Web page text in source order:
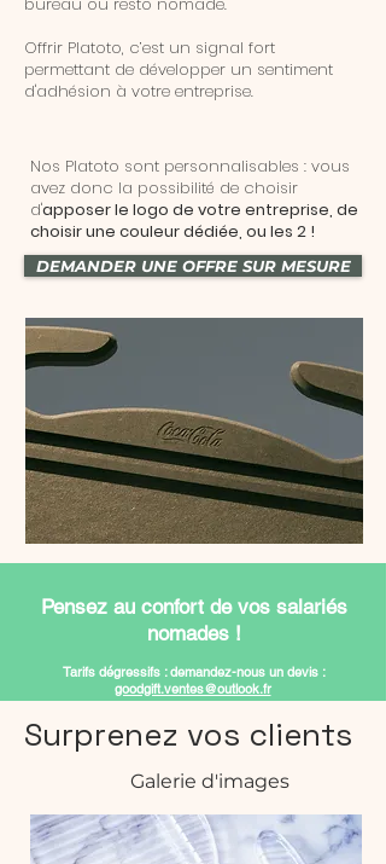
Offrir Platoto, c’est un signal fort
permettant de développer un sentiment
d'adhésion à votre entreprise.
Nos Platoto sont personnalisables : vous
avez donc la possibilité de choisir
d'apposer le logo de votre entreprise, de
choisir une couleur dédiée, ou les 2 !
DEMANDER UNE OFFRE SUR MESURE
Pensez au confort de vos salariés
nomades !
Tarifs dégressifs : demandez-nous un devis :
goodgift.ventes@outlook.fr
Surprenez vos clients
Galerie d'images